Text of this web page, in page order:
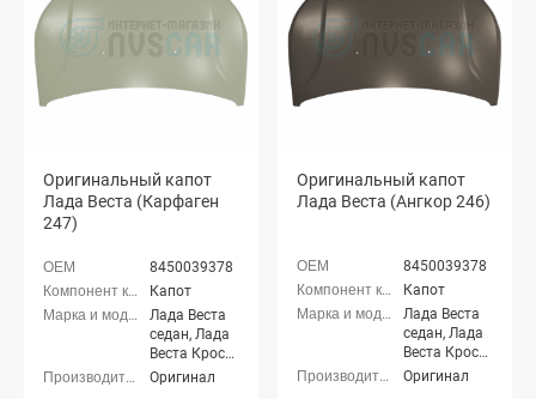
(SW) Кросс
универсал
Оригинальный капот
Лада Веста (Карфаген
247)
8450039378
Капот
Лада Веста
седан, Лада
Веста Кросс
седан, Лада
Оригинал
Оригинальный капот
Лада Веста (Ангкор 246)
8450039378
Капот
Лада Веста
седан, Лада
Веста Кросс
седан, Лада
Оригинал